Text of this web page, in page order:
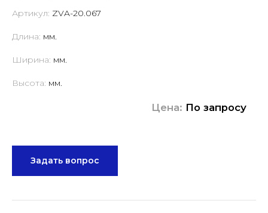
Артикул: ZVA-20.067
Длина: мм.
Ширина: мм.
Высота: мм.
Цена: По запросу
Задать вопрос